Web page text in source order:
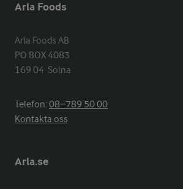
Arla Foods
Arla Foods AB
PO BOX 4083
169 04  Solna
Telefon:08−789 50 00
Kontakta oss
Arla.se